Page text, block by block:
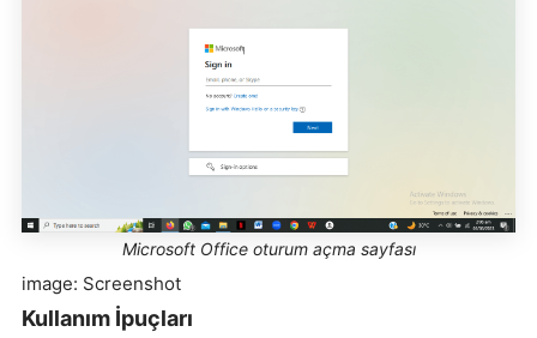
Microsoft Office oturum açma sayfası
image: Screenshot
Kullanım İpuçları